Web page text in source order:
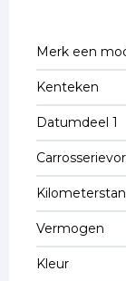
Merk een
Kenteken
Datumdeel 1
Vermogen
Kleur